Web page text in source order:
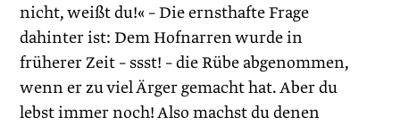
nicht, weißt du!« – Die ernsthafte Frage
dahinter ist: Dem Hofnarren wurde in
früherer Zeit – ssst! – die Rübe abgenommen,
wenn er zu viel Ärger gemacht hat. Aber du
lebst immer noch! Also machst du denen